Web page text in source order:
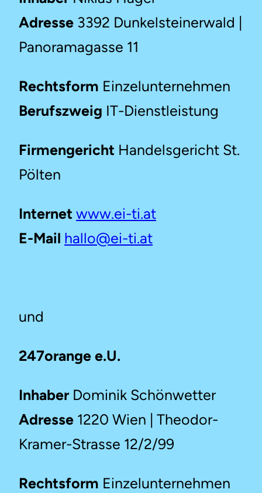
Adresse 3392 Dunkelsteinerwald |
Panoramagasse 11
Rechtsform Einzelunternehmen
Berufszweig IT-Dienstleistung
Firmengericht Handelsgericht St.
Pölten
Internet www.ei-ti.at
E-Mail hallo@ei-ti.at
und
247orange e.U.
InhaberDominik Schönwetter
Adresse 1220 Wien | Theodor-
Kramer-Strasse 12/2/99
Rechtsform Einzelunternehmen